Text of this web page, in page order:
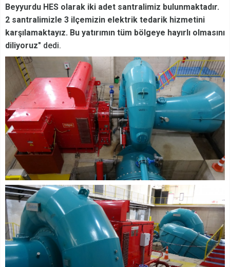
Beyyurdu HES olarak iki adet santralimiz bulunmaktadır.
2 santralimizle 3 ilçemizin elektrik tedarik hizmetini
karşılamaktayız. Bu yatırımın tüm bölgeye hayırlı olmasını
diliyoruz" dedi.